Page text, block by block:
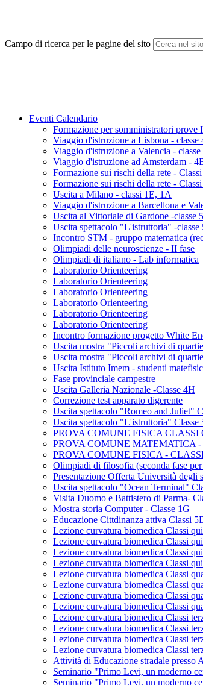
Campo di ricerca per le pagine del sito
Eventi Calendario
Formazione per somministratori
Viaggio d'istruzione a Lisbona - classe
Viaggio d'istruzione a Valencia - classe
Viaggio d'istruzione ad Amsterdam -
Formazione sui rischi della rete -
Formazione sui rischi della rete -
Uscita a Milano - classi 1E, 1A
Viaggio d'istruzione a Barcellona e
Uscita al Vittoriale di Gardone -classe
Uscita spettacolo "L'istruttoria" -classe
Incontro STM - gruppo matematica
Olimpiadi delle neuroscienze - II fase
Olimpiadi di italiano - Lab informatica
Laboratorio Orienteering
Laboratorio Orienteering
Laboratorio Orienteering
Laboratorio Orienteering
Laboratorio Orienteering
Laboratorio Orienteering
Incontro formazione progetto White
Uscita mostra "Piccoli archivi di
Uscita mostra "Piccoli archivi di
Uscita Istituto Imem - studenti
Fase provinciale campestre
Uscita Galleria Nazionale -Classe 4H
Correzione test apparato digerente
Uscita spettacolo "Romeo and Juliet"
Uscita spettacolo "L'istruttoria" Classe
PROVA COMUNE FISICA CLASSI
PROVA COMUNE MATEMATICA
PROVA COMUNE FISICA -
Olimpiadi di filosofia (seconda fase
Presentazione Offerta Università degli
Uscita spettacolo "Ocean Terminal"
Visita Duomo e Battistero di Parma-
Mostra storia Computer - Classe 1G
Educazione Cittdinanza attiva Classi
Lezione curvatura biomedica Classi
Lezione curvatura biomedica Classi
Lezione curvatura biomedica Classi
Lezione curvatura biomedica Classi
Lezione curvatura biomedica Classi
Lezione curvatura biomedica Classi
Lezione curvatura biomedica Classi
Lezione curvatura biomedica Classi
Lezione curvatura biomedica Classi
Lezione curvatura biomedica Classi
Lezione curvatura biomedica Classi
Lezione curvatura biomedica Classi
Attività di Educazione stradale presso
Seminario "Primo Levi, un moderno
Seminario "Primo Levi, un moderno